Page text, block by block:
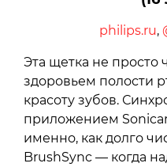
philips.ru,
Эта щетка не просто
здоровьем полости
красоту зубов.
приложением
именно, как долго
BrushSync — когда